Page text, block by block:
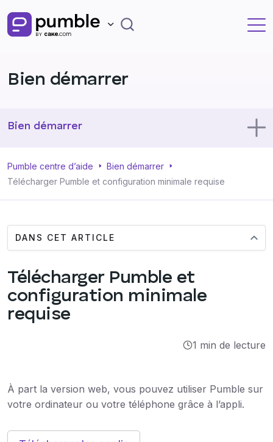
Bien démarrer
Tutoriels
Intégrations
Bien démarrer
Utiliser Pumble
Administration
Pumble centre d’aide
Bien démarrer
Télécharger Pumble et configuration minimale requise
DANS CET ARTICLE
Télécharger Pumble et
configuration minimale
requise
1 min de lecture
À part la version web, vous pouvez utiliser Pumble sur
votre ordinateur ou votre téléphone grâce à l’appli.